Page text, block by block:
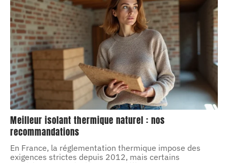
Meilleur isolant thermique naturel : nos
recommandations
En France, la réglementation thermique impose des
exigences strictes depuis 2012, mais certains